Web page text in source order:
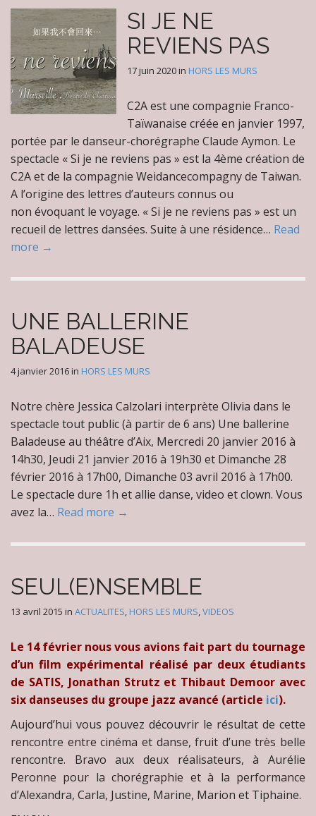
SI JE NE
REVIENS PAS
17 juin 2020in HORS LES MURS
C2A est une compagnie Franco-
Taïwanaise créée en janvier 1997,
portée par le danseur-chorégraphe Claude Aymon. Le
spectacle « Si je ne reviens pas » est la 4ème création de
C2A et de la compagnie Weidancecompagny de Taiwan.
A l’origine des lettres d’auteurs connus ou
non évoquant le voyage. « Si je ne reviens pas » est un
recueil de lettres dansées. Suite à une résidence… Read
more →
UNE BALLERINE
BALADEUSE
4 janvier 2016in HORS LES MURS
Notre chère Jessica Calzolari interprète Olivia dans le
spectacle tout public (à partir de 6 ans) Une ballerine
Baladeuse au théâtre d’Aix, Mercredi 20 janvier 2016 à
14h30, Jeudi 21 janvier 2016 à 19h30 et Dimanche 28
février 2016 à 17h00, Dimanche 03 avril 2016 à 17h00.
Le spectacle dure 1h et allie danse, video et clown. Vous
avez la… Read more →
SEUL(E)NSEMBLE
13 avril 2015 in ACTUALITES, HORS LES MURS,VIDEOS
Le 14 février nous vous avions fait part du tournage
d’un film expérimental réalisé par deux étudiants
de SATIS, Jonathan Strutz et Thibaut Demoor avec
six danseuses du groupe jazz avancé (article ici).
Aujourd’hui vous pouvez découvrir le résultat de cette
rencontre entre cinéma et danse, fruit d’une très belle
rencontre. Bravo aux deux réalisateurs, à Aurélie
Peronne pour la chorégraphie et à la performance
d’Alexandra, Carla, Justine, Marine, Marion et Tiphaine.